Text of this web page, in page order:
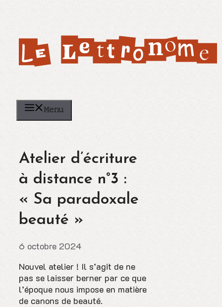
Menu
Atelier d’écriture
à distance n°3 :
« Sa paradoxale
beauté »
6 octobre 2024
Nouvel atelier ! Il s’agit de ne
pas se laisser berner par ce que
l’époque nous impose en matière
de canons de beauté.